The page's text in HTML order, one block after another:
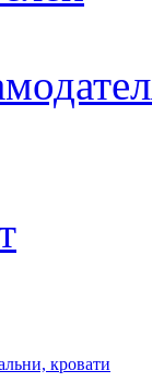
кровати